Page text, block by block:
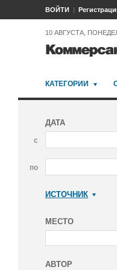
ВОЙТИ
10 АВГУСТА,
КАТЕГОРИИ
ДАТА
с
по
ИСТОЧНИК
МЕСТО
АВТОР